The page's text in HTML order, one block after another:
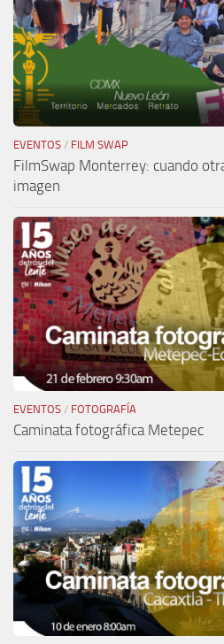
EVENTOS / FILM SWAP
FilmSwap Monterrey: cuando
imagen
EVENTOS / FOTOGRAFÍA
Caminata fotográfica Metepec